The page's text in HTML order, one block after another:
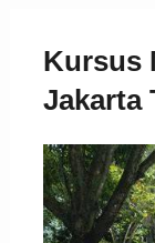
Kursus
Jakarta